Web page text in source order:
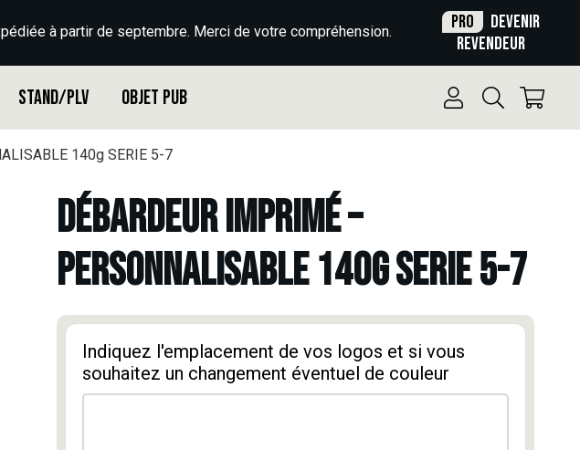
à partir de septembre. Merci de votre compréhension. Pro
Devenir
revendeur
Stand/PLV Objet Pub
140g SERIE 5-7
DÉBARDEUR IMPRIMÉ –
PERSONNALISABLE 140g SERIE 5-7
Indiquez l'emplacement de vos logos et si vous
souhaitez un changement éventuel de couleur